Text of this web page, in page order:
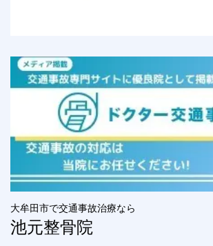
大牟田市で交通事故治療なら
池元整骨院